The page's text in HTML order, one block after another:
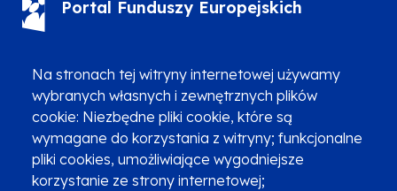
Na stronach tej witryny internetowej używamy
wybranych własnych i zewnętrznych plików
cookie: Niezbędne pliki cookie, które są
wymagane do korzystania z witryny; funkcjonalne
pliki cookies, umożliwiające wygodniejsze
korzystanie ze strony internetowej;
Portal Funduszy Europejskich
Zgłoszenia podejrzenia niezgodności z KPP i KPON